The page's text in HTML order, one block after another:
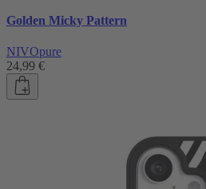
Golden Micky Pattern
NIVOpure
24,99 €